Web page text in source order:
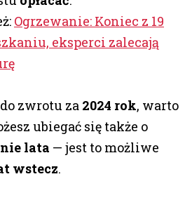
Ogrzewanie: Koniec z 19
eksperci zalecają
zwrotu za 2024 rok, warto
ubiegać się także o
lata — jest to możliwe
wstecz.